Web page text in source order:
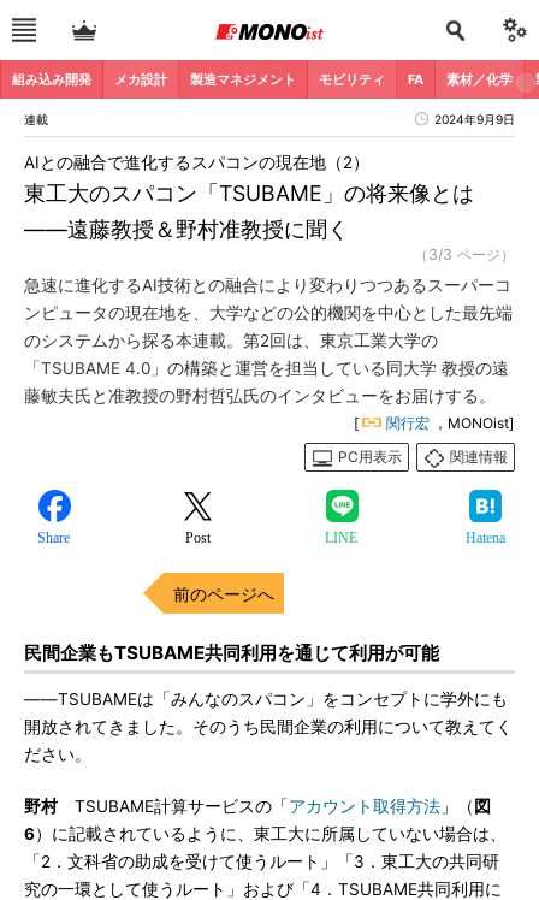
組み込み開発 メカ設計 製造マネジメント モビリティ FA 素材／化学
連載 2024年9月9日
東工大のスパコン「TSUBAME」の将来像とは
――遠藤教授＆野村准教授に聞く
AIとの融合で進化するスパコンの現在地（2）
（3/3 ページ）
急速に進化するAI技術との融合により変わりつつあるスーパーコ
ンピュータの現在地を、大学などの公的機関を中心とした最先端
のシステムから探る本連載。第2回は、東京工業大学の
「TSUBAME 4.0」の構築と運営を担当している同大学 教授の遠
藤敏夫氏と准教授の野村哲弘氏のインタビューをお届けする。
[ 関行宏 ，MONOist]
PC用表示
関連情報
Share Post LINE Hatena
前のページへ
民間企業もTSUBAME共同利用を通じて利用が可能
――TSUBAMEは「みんなのスパコン」をコンセプトに学外にも
開放されてきました。そのうち民間企業の利用について教えてく
ださい。
野村TSUBAME計算サービスの「アカウント取得方法 」（ 図
6）に記載されているように、東工大に所属していない場合は、
「2．文科省の助成を受けて使うルート」「3．東工大の共同研
究の一環として使うルート」および「4．TSUBAME共同利用に